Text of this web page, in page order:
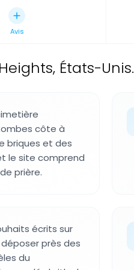
Avis
États-Unis.
côte à
briques et des
le site comprend
prière.
écrits sur
près des
du